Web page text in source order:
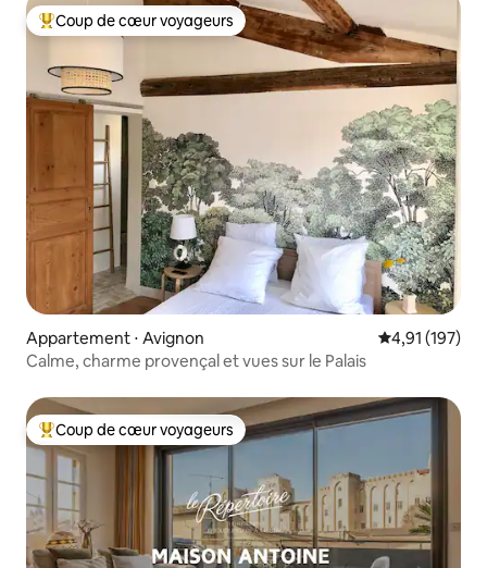
Coups de cœur voyageurs les plus appréciés
Coup de cœur voyageurs
Appartement ⋅ Avignon Évaluation
4,91 (197)
Calme, charme provençal et vues sur le Palais
Coups de cœur voyageurs les plus appréciés
Coup de cœur voyageurs